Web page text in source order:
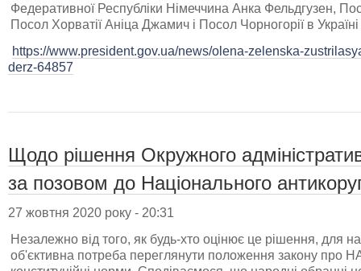
Федеративної Республіки Німеччина Анка Фельдгузен,
Посол Хорватії Аніца Джамич і Посол Чорногорії в
https://www.president.gov.ua/news/olena-zelenska-
derz-64857
Щодо рішення Окружного
за позовом до Національного
27 жовтня 2020 року - 20:31
Незалежно від того, як будь-хто оцінює це рішення, для
об'єктивна потреба переглянути положення закону про